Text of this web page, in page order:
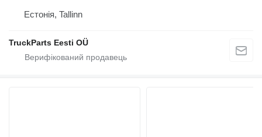
Естонія, Tallinn
TruckParts Eesti OÜ